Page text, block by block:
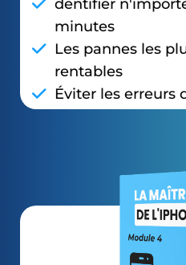
dentifier
minutes
Les pannes les
rentables
Éviter les erreurs